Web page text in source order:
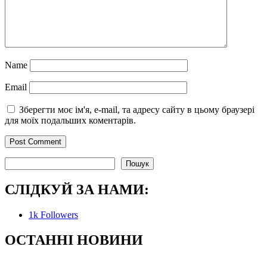
Name
Email
Зберегти моє ім'я, e-mail, та адресу сайту в цьому браузері
для моїх подальших коментарів.
Пошук
СЛІДКУЙ ЗА НАМИ:
1k Followers
ОСТАННІ НОВИНИ